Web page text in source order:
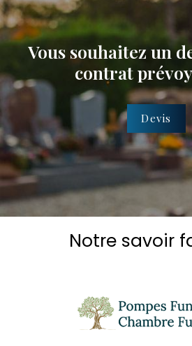
Vous souhaitez un
contrat
Devis
Notre savoir